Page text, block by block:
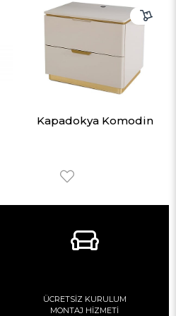
Kapadokya Komodin
ÜCRETSİZ KURULUM
MONTAJ HİZMETİ